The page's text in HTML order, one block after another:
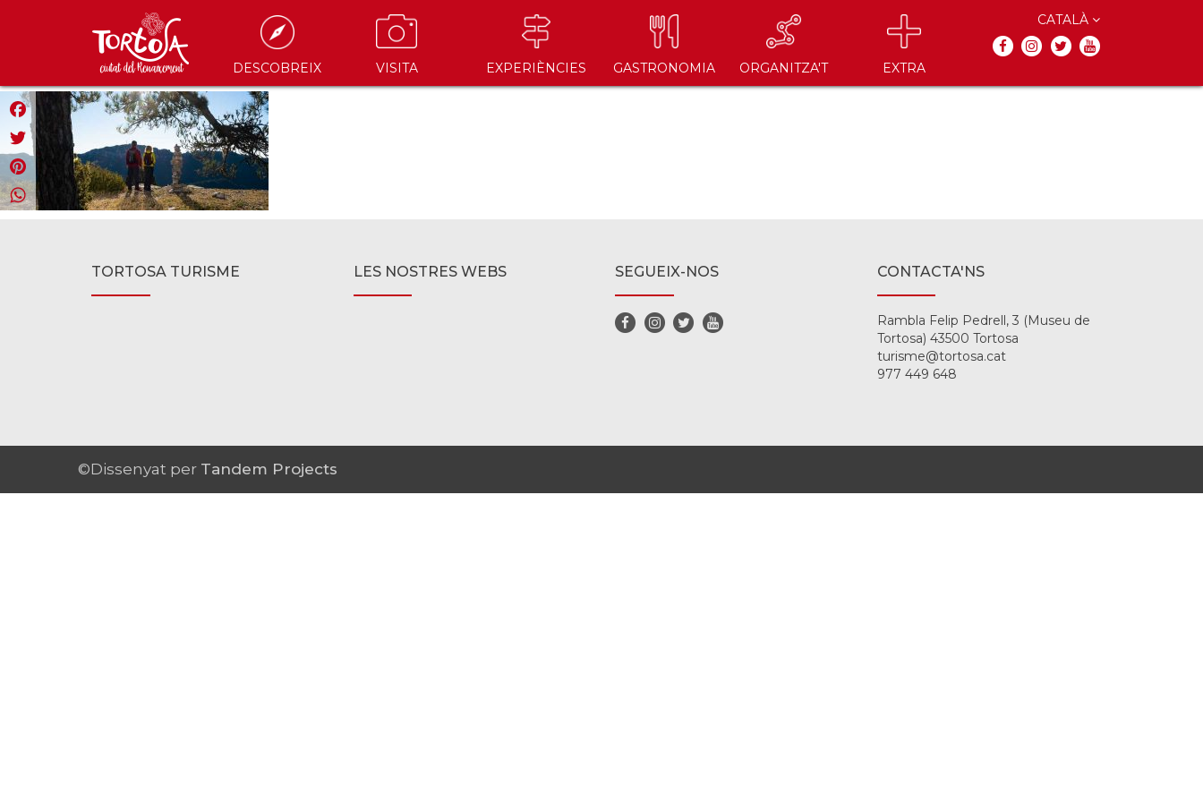
DESCOBREIX VISITA EXPERIÈNCIES GASTRONOMIA ORGANITZA'T EXTRA
CATALÀ
TORTOSA TURISME LES NOSTRES WEBS SEGUEIX-NOS CONTACTA'NS
Rambla Felip Pedrell, 3 (Museu de
Tortosa) 43500 Tortosa
turisme@tortosa.cat
977 449 648
©Dissenyat per Tandem Projects
Facebook
Twitter
Pinterest